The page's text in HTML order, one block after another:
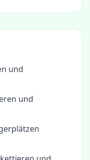
und
und